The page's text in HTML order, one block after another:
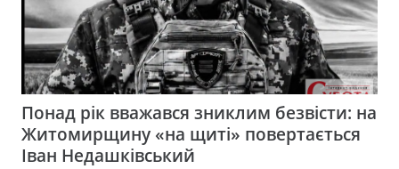
Понад рік вважався зниклим безвісти: на
Житомирщину «на щиті» повертається
Іван Недашківський